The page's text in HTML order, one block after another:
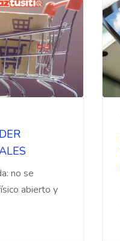
no se
abierto y